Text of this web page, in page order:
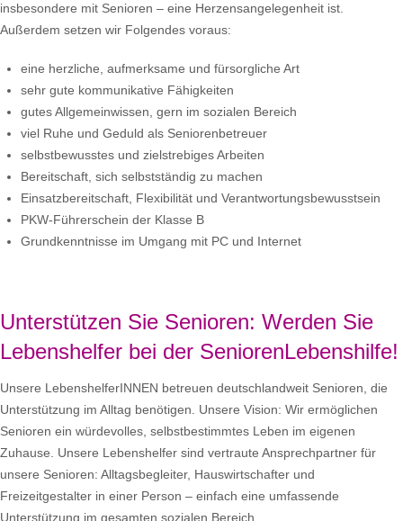
insbesondere mit Senioren – eine Herzensangelegenheit ist.
Außerdem setzen wir Folgendes voraus:
eine herzliche, aufmerksame und fürsorgliche Art
sehr gute kommunikative Fähigkeiten
gutes Allgemeinwissen, gern im sozialen Bereich
viel Ruhe und Geduld als Seniorenbetreuer
selbstbewusstes und zielstrebiges Arbeiten
Bereitschaft, sich selbstständig zu machen
Einsatzbereitschaft, Flexibilität und Verantwortungsbewusstsein
PKW-Führerschein der Klasse B
Grundkenntnisse im Umgang mit PC und Internet
Unterstützen Sie Senioren: Werden Sie
Lebenshelfer bei der SeniorenLebenshilfe!
Unsere LebenshelferINNEN betreuen deutschlandweit Senioren, die
Unterstützung im Alltag benötigen. Unsere Vision: Wir ermöglichen
Senioren ein würdevolles, selbstbestimmtes Leben im eigenen
Zuhause. Unsere Lebenshelfer sind vertraute Ansprechpartner für
unsere Senioren: Alltagsbegleiter, Hauswirtschafter und
Freizeitgestalter in einer Person – einfach eine umfassende
Unterstützung im gesamten sozialen Bereich.